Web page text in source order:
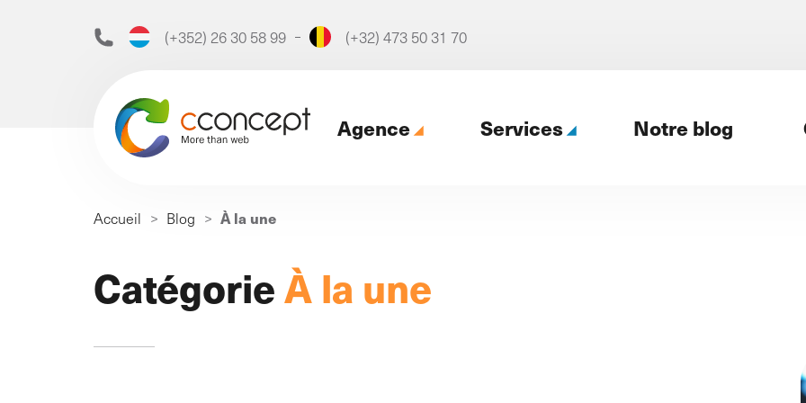
(+352) 26 30 58 99 (+32) 473 50 31 70
Agence Services Notre blog
de
Accueil > Blog > À la une
CatégorieÀ la une